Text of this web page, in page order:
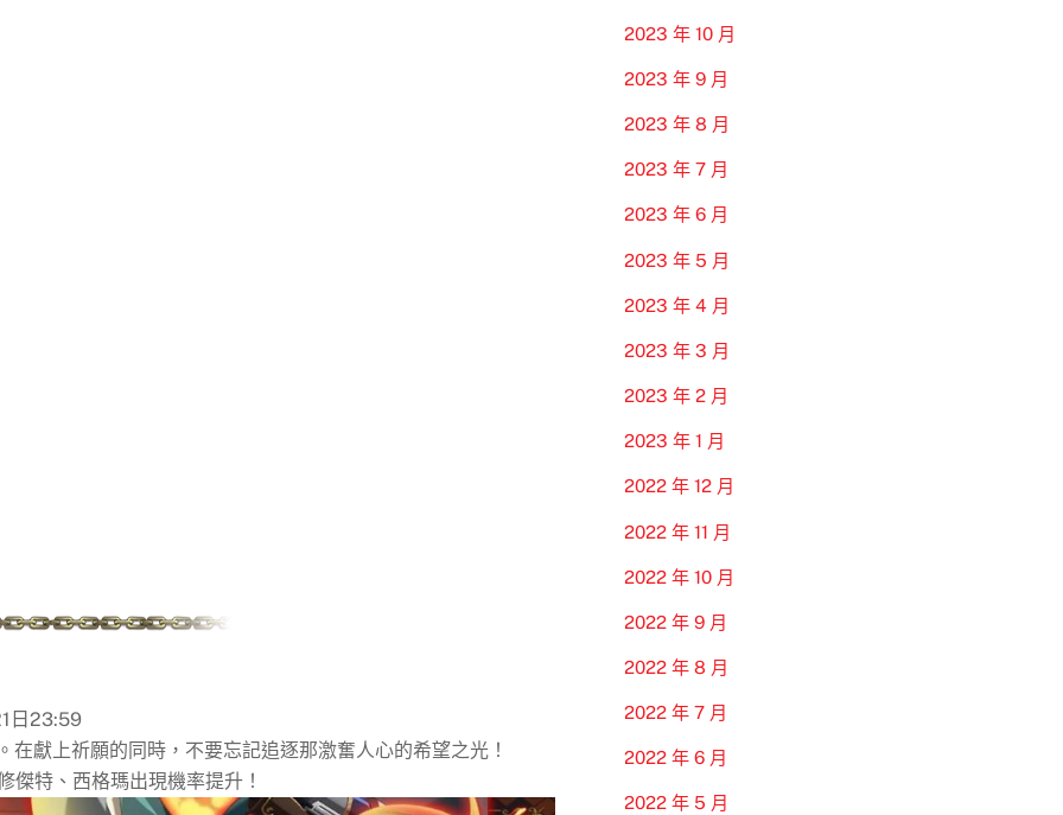
日23:59
獻上祈願的同時，不要忘記追逐那激奮人心的希望之光！
傑特、西格瑪出現機率提升！
2023 年 10 月
2023 年 9 月
2023 年 8 月
2023 年 7 月
2023 年 6 月
2023 年 5 月
2023 年 4 月
2023 年 3 月
2023 年 2 月
2023 年 1 月
2022 年 12 月
2022 年 11 月
2022 年 10 月
2022 年 9 月
2022 年 8 月
2022 年 7 月
2022 年 6 月
2022 年 5 月